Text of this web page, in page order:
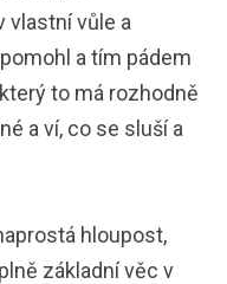
vlastní vůle a
a tím pádem
to má rozhodně
a ví, co se sluší a
hloupost,
základní věc v